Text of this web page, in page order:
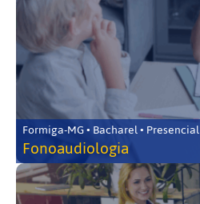
Formiga-MG • Bacharel • Presencial
Fonoaudiologia